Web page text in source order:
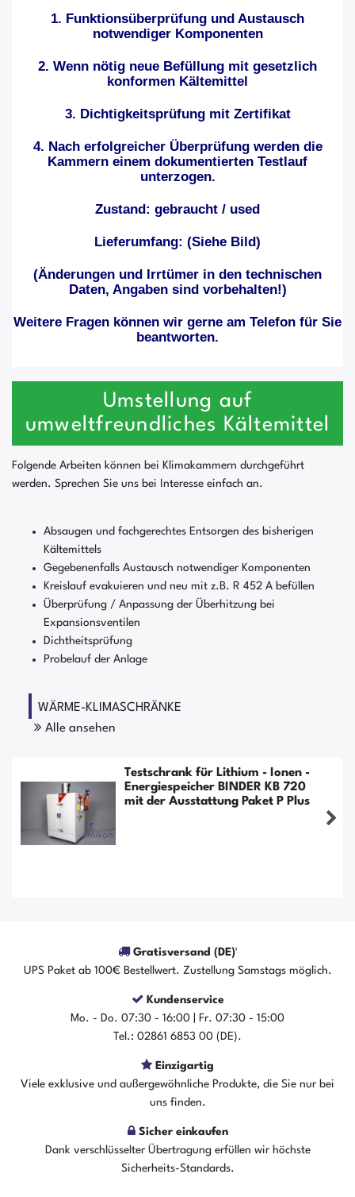
1. Funktionsüberprüfung und Austausch
notwendiger Komponenten
2. Wenn nötig neue Befüllung mit gesetzlich
konformen Kältemittel
3. Dichtigkeitsprüfung mit Zertifikat
4. Nach erfolgreicher Überprüfung werden die
Kammern einem dokumentierten Testlauf
unterzogen.
Zustand: gebraucht / used
Lieferumfang: (Siehe Bild)
(Änderungen und Irrtümer in den technischen
Daten, Angaben sind vorbehalten!)
Weitere Fragen können wir gerne am Telefon für Sie
beantworten.
Umstellung auf
umweltfreundliches Kältemittel
Folgende Arbeiten können bei Klimakammern durchgeführt
werden. Sprechen Sie uns bei Interesse einfach an.
Absaugen und fachgerechtes Entsorgen des bisherigen
Kältemittels
Gegebenenfalls Austausch notwendiger Komponenten
Kreislauf evakuieren und neu mit z.B. R 452 A befüllen
Überprüfung / Anpassung der Überhitzung bei
Expansionsventilen
Dichtheitsprüfung
Probelauf der Anlage
WÄRME-KLIMASCHRÄNKE
Alle ansehen
Testschrank für Lithium - Ionen -
Energiespeicher BINDER KB 720
mit der Ausstattung Paket P Plus
Der Artikel ist sofort verfügbar
In den Warenkorb
Gratisversand (DE)¹
UPS Paket ab 100€ Bestellwert. Zustellung Samstags möglich.
Kundenservice
Mo. - Do. 07:30 - 16:00 | Fr. 07:30 - 15:00
Tel.: 02861 6853 00 (DE).
Einzigartig
Viele exklusive und außergewöhnliche Produkte, die Sie nur bei
uns finden.
Sicher einkaufen
Dank verschlüsselter Übertragung erfüllen wir höchste
Sicherheits-Standards.